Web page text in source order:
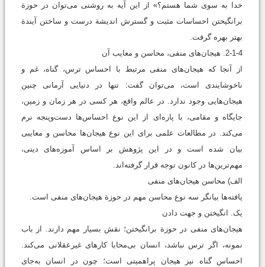
خدا به‌ سوی شما هستم؟» از این آیه به ‌روشنی می‌توان در حوزة
برانگیختن احساسات مثبت و گسترش اندیشة درست و ساختن آیندة
بهتر بهره گرفت.
2-1-4. هیجان‌های منفی، محاسن و معایب آن
از آنجا که هیجان‌های منفی مرتبط با احساس ترس، گناه، غم و
ناخوشایندی است، می‌توان گفت: تنها در دنیایی آرمانی چنین
هیجان‌هايی وجود ندارد. در عالم واقع، هر کسی در هر زمان و زمین،
جایگاه و مقامی، با پاره‌ای از این نوع احساس‌ها دست‌وپنجه نرم
می‌کند. در مطالعات علمی برای این نوع هیجان‌ها محاسن و معایبی
بیان ‌شده است و در این پژوهش بر اساس آموزه‌های دینی،
مهم‌ترین‌ها در کانون توجه قرار گرفته‌اند.
الف) محاسن هیجان‌های منفی
یافته‌ها بیانگر سه نوع محاسن مهم در حوزة هیجان‌های منفی است.
يک. انگیختن و جهت دادن
هیجان‌های منفی در حوزة برانگیختن؛ نقش بسیار مهم دارند. از باب
نمونه، اگر ترس نباشد، انسان بی‌محابا کارهای غیرعقلانی می‌کند.
احساس گناه نیز هیجان پراهمیتی است؛ چون در انسان به‌جای